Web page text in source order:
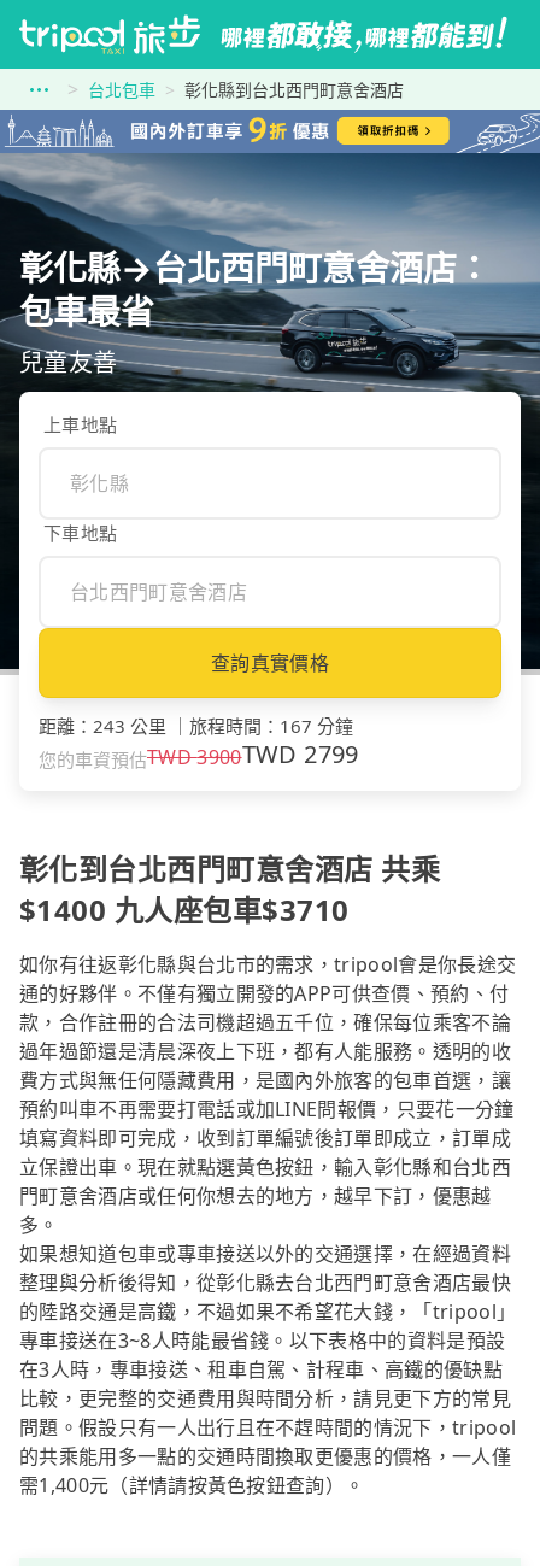
台北包車 彰化縣到台北西門町意舍酒店
彰化縣→台北西門町意舍酒店：
包車最省
兒童友善
上車地點
下車地點
查詢真實價格
距離 ： 243 公里 旅程時間 ： 167 分鐘
您的車資預估TWD3900TWD 2799
彰化到台北西門町意舍酒店 共乘
$1400 九人座包車$3710
如你有往返彰化縣與台北市的需求，tripool會是你長途交
通的好夥伴。不僅有獨立開發的APP可供查價、預約、付
款，合作註冊的合法司機超過五千位，確保每位乘客不論
過年過節還是清晨深夜上下班，都有人能服務。透明的收
費方式與無任何隱藏費用，是國內外旅客的包車首選，讓
預約叫車不再需要打電話或加LINE問報價，只要花一分鐘
填寫資料即可完成，收到訂單編號後訂單即成立，訂單成
立保證出車。現在就點選黃色按鈕，輸入彰化縣和台北西
門町意舍酒店或任何你想去的地方，越早下訂，優惠越
多。
如果想知道包車或專車接送以外的交通選擇，在經過資料
整理與分析後得知，從彰化縣去台北西門町意舍酒店最快
的陸路交通是高鐵，不過如果不希望花大錢，「tripool」
專車接送在3~8人時能最省錢。以下表格中的資料是預設
在3人時，專車接送、租車自駕、計程車、高鐵的優缺點
比較，更完整的交通費用與時間分析，請見更下方的常見
問題。假設只有一人出行且在不趕時間的情況下，tripool
的共乘能用多一點的交通時間換取更優惠的價格，一人僅
需1,400元（詳情請按黃色按鈕查詢）。